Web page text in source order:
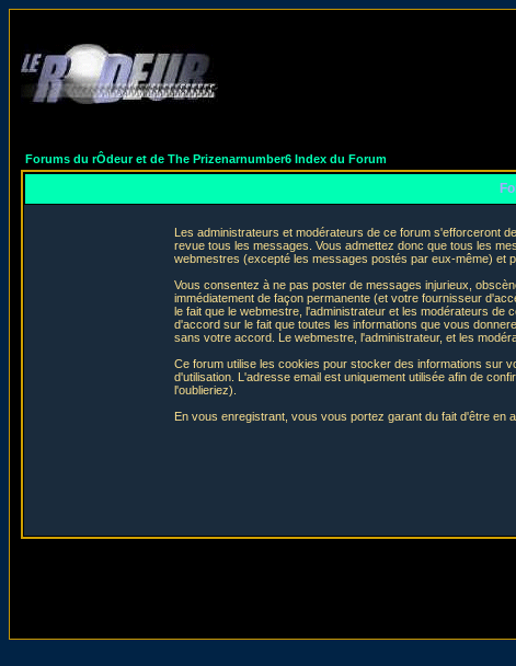
Forums du rÔdeur et de The Prizenarnumber6 Index du Forum
Les administrateurs et modérateurs de ce forum s'efforceront
revue tous les messages. Vous admettez donc que tous les
webmestres (excepté les messages postés par eux-même) et
Vous consentez à ne pas poster de messages injurieux,
immédiatement de façon permanente (et votre fournisseur
le fait que le webmestre, l'administrateur et les modérateurs de
d'accord sur le fait que toutes les informations que vous
sans votre accord. Le webmestre, l'administrateur, et les
Ce forum utilise les cookies pour stocker des informations sur
d'utilisation. L'adresse email est uniquement utilisée afin de
l'oublieriez).
En vous enregistrant, vous vous portez garant du fait d'être en